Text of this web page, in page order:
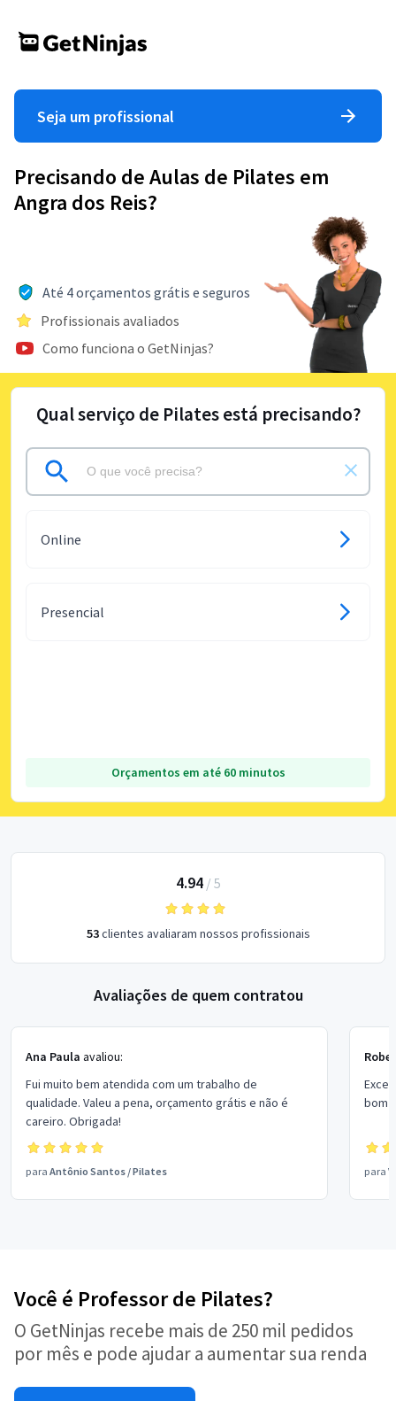
Seja um profissional
Precisando de Aulas de Pilates em
Angra dos Reis?
Até 4 orçamentos grátis e seguros
Profissionais avaliados
Como funciona o GetNinjas?
Qual serviço de Pilates está precisando?
Online
Presencial
Orçamentos em até 60 minutos
4.94/ 5
53clientes avaliaram nossos profissionais
Avaliações de quem contratou
Ana Paula avaliou:
Fui muito bem atendida com um trabalho de
qualidade. Valeu a pena, orçamento grátis e não é
careiro. Obrigada!
para Antônio Santos /Pilates
bom
para
Você é Professor de Pilates?
O GetNinjas recebe mais de 250 mil pedidos
por mês e pode ajudar a aumentar sua renda